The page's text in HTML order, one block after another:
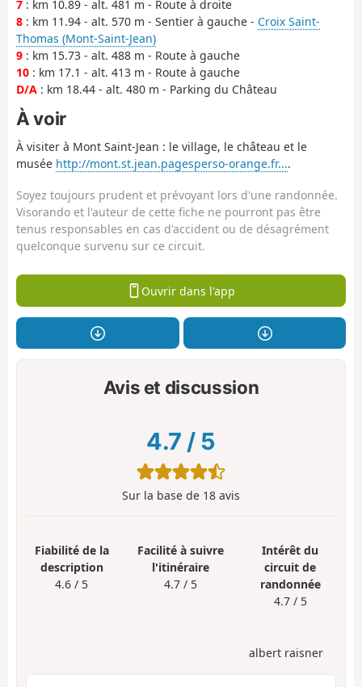
7 : km 10.89 - alt. 481 m - Route à droite
8 : km 11.94 - alt. 570 m - Sentier à gauche - Croix Saint-
Thomas (Mont-Saint-Jean)
9 : km 15.73 - alt. 488 m - Route à gauche
10 : km 17.1 - alt. 413 m - Route à gauche
D/A : km 18.44 - alt. 480 m - Parking du Château
À voir
À visiter à Mont Saint-Jean : le village, le château et le
musée http://mont.st.jean.pagesperso-orange.fr....
Soyez toujours prudent et prévoyant lors d'une randonnée.
Visorando et l'auteur de cette fiche ne pourront pas être
tenus responsables en cas d'accident ou de désagrément
quelconque survenu sur ce circuit.
Ouvrir dans l'app
Avis et discussion
4.7 / 5
Sur la base de 18 avis
Fiabilité de la
description
4.6 / 5
Facilité à suivre
l'itinéraire
4.7 / 5
Intérêt du
circuit de
randonnée
4.7 / 5
albert raisner